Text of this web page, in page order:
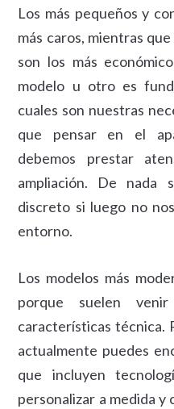
Los más pequeños y
más caros, mientras
son los más
modelo u otro es
cuales son nuestras
que pensar en el
debemos prestar
ampliación. De nada
discreto si luego no
entorno.
Los modelos más
porque suelen
características técnica.
actualmente puedes
que incluyen
personalizar a medida y